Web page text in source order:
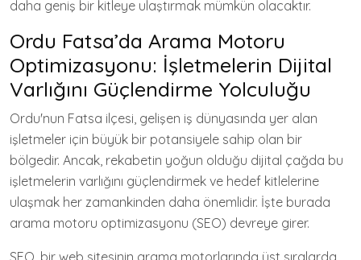
daha geniş bir kitleye ulaştırmak mümkün olacaktır.
Ordu Fatsa’da Arama Motoru
Optimizasyonu: İşletmelerin Dijital
Varlığını Güçlendirme Yolculuğu
Ordu'nun Fatsa ilçesi, gelişen iş dünyasında yer alan
işletmeler için büyük bir potansiyele sahip olan bir
bölgedir. Ancak, rekabetin yoğun olduğu dijital çağda bu
işletmelerin varlığını güçlendirmek ve hedef kitlelerine
ulaşmak her zamankinden daha önemlidir. İşte burada
arama motoru optimizasyonu (SEO) devreye girer.
SEO, bir web sitesinin arama motorlarında üst sıralarda